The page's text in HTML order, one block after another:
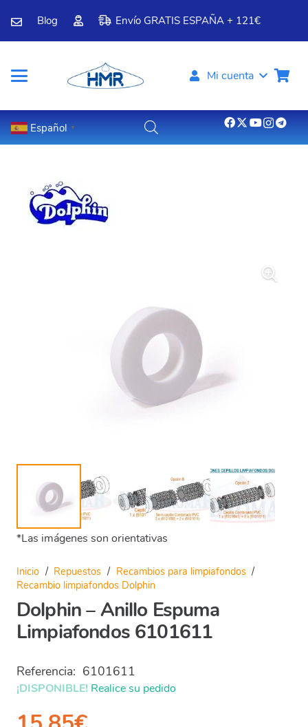
Blog Envío GRATIS ESPAÑA + 121€
Mi cuenta
Español ▼
*Las imágenes son orientativas
Inicio / Repuestos / Recambios para limpiafondos /
Recambio limpiafondos Dolphin
Dolphin – Anillo Espuma
Limpiafondos 6101611
Referencia: 6101611
¡DISPONIBLE! Realice su pedido